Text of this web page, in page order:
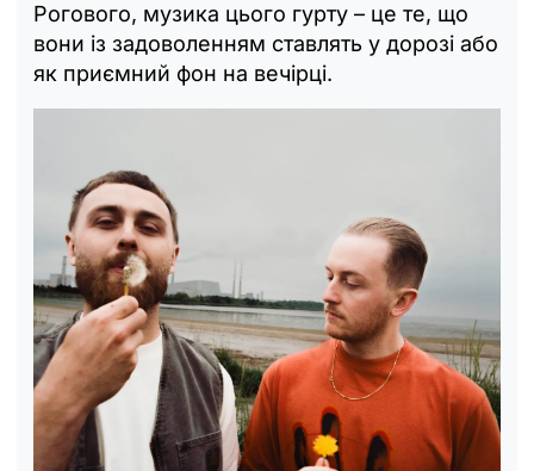
Рогового, музика цього гурту – це те, що
вони із задоволенням ставлять у дорозі або
як приємний фон на вечірці.